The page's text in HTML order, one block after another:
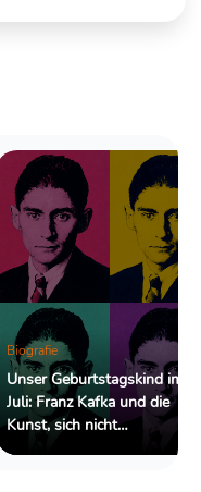
Biografie
Unser Geburtstagskind im
Juli: Franz Kafka und die
Kunst, sich nicht
zurechtzufinden